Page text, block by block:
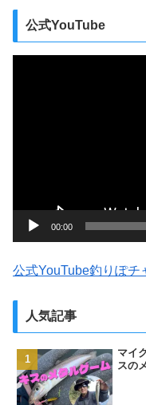
公式YouTube
00:00
公式YouTube釣りぽチ
人気記事
マイ
スの